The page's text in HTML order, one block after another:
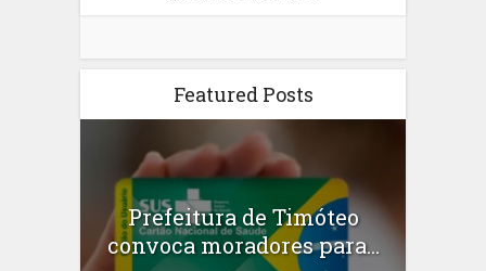
Featured Posts
Prefeitura de Timóteo
convoca moradores para...